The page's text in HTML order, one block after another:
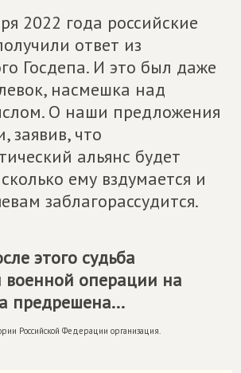
2022 года российские
ответ из
Госдепа. И это был даже
насмешка над
О наши предложения
заявив, что
альянс будет
ему вздумается и
заблагорассудится.
этого судьба
военной операции на
предрешена...
Российской Федерации организация.